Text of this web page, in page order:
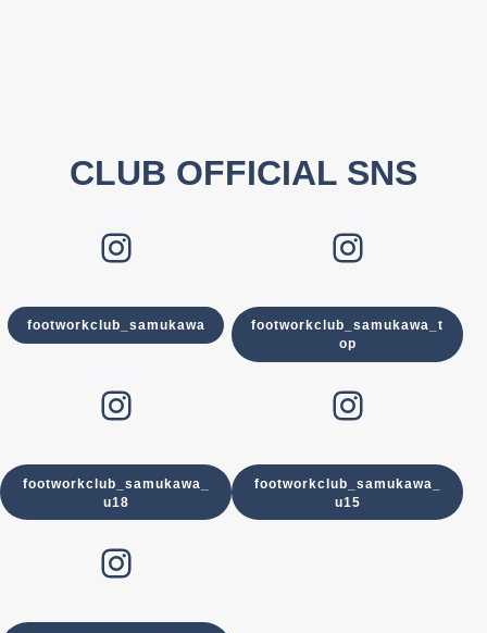
CLUB OFFICIAL SNS
Instagram
footworkclub_samukawa
Instagram
footworkclub_samukawa_t
op
Instagram
footworkclub_samukawa_
u18
Instagram
footworkclub_samukawa_
u15
Instagram